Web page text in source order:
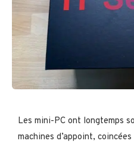
Les mini-PC ont longtemps
machines d’appoint,